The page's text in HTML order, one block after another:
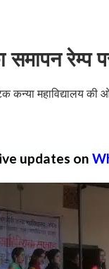
रेम्प
कन्या महाविद्यालय
updates on